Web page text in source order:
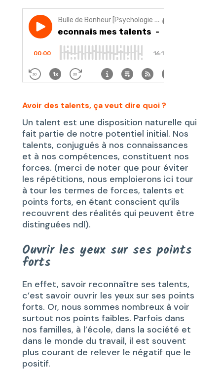
Avoir des talents, ça veut dire quoi ?
Un talent est une disposition naturelle qui
fait partie de notre potentiel initial. Nos
talents, conjugués à nos connaissances
et à nos compétences, constituent nos
forces. (merci de noter que pour éviter
les répétitions, nous emploierons ici tour
à tour les termes de forces, talents et
points forts, en étant conscient qu’ils
recouvrent des réalités qui peuvent être
distinguées ndl).
Ouvrir les yeux sur ses points
forts
En effet, savoir reconnaître ses talents,
c’est savoir ouvrir les yeux sur ses points
forts. Or, nous sommes nombreux à voir
surtout nos points faibles. Parfois dans
nos familles, à l’école, dans la société et
dans le monde du travail, il est souvent
plus courant de relever le négatif que le
positif.